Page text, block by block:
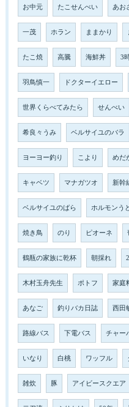
お中元 たこせんべい あお
一茂 ホラン ままかり
たこ焼 高騰 海鮮丼 3
羽鳥慎一 ドクターイエロー
世界くらべてみたら せんべい
希良々うみ ベルサイユのバラ
ヨーヨー釣り こより めだ
キャベツ マナガツオ 新幹
ベルサイユのばら ホルモンう
焼き鳥 のり ピオーネ
鶴瓶の家族に乾杯 朝採れ
木村玉舟先生 ポトフ 家庭
あなご 釣りバカ日誌 西田
路線バス 下電バス チャー
いなり 白桃 ワッフル
雑炊 豚 アイビースクエア